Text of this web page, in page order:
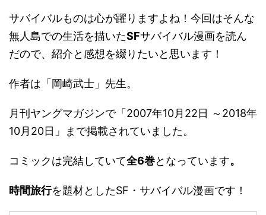
サバイバルものは心が躍りますよね！今回はそんな
無人島での生活を描いたSFサバイバル漫画を読ん
だので、紹介と感想を綴りたいと思います！
作者は「岡崎武士」先生。
月刊ヤングマガジンで「2007年10月22日 ～2018年
10月20日」まで掲載されていました。
コミックは完結していて全6巻となっています。
時間旅行を題材としたSF・サバイバル漫画です！